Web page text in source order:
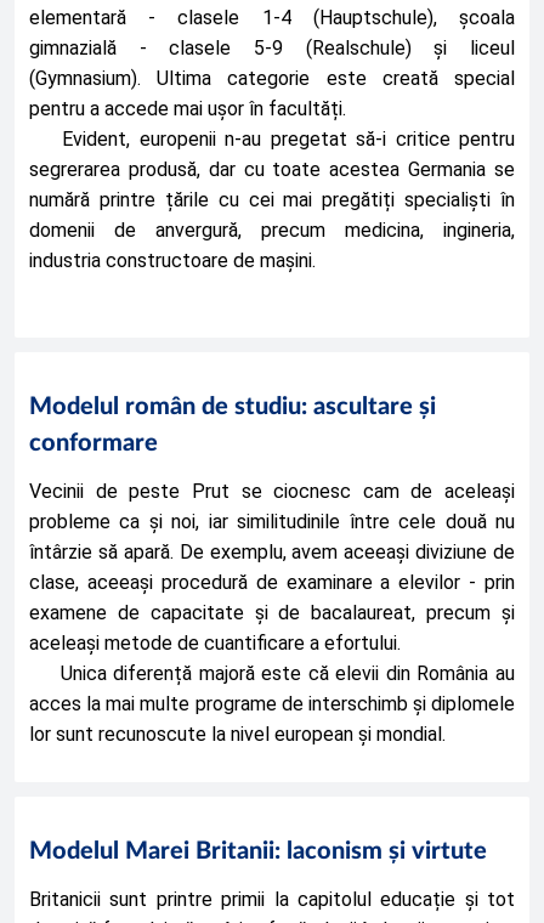
elementară - clasele 1-4 (Hauptschule), școala
gimnazială - clasele 5-9 (Realschule) şi liceul
(Gymnasium). Ultima categorie este creată special
pentru a accede mai ușor în facultăți.
Evident, europenii n-au pregetat să-i critice pentru
segrerarea produsă, dar cu toate acestea Germania se
numără printre țările cu cei mai pregătiți specialiști în
domenii de anvergură, precum medicina, ingineria,
industria constructoare de mașini.
Modelul român de studiu: ascultare și
conformare
Vecinii de peste Prut se ciocnesc cam de aceleași
probleme ca și noi, iar similitudinile între cele două nu
întârzie să apară. De exemplu, avem aceeași diviziune de
clase, aceeași procedură de examinare a elevilor - prin
examene de capacitate și de bacalaureat, precum și
aceleași metode de cuantificare a efortului.
Unica diferență majoră este că elevii din România au
acces la mai multe programe de interschimb și diplomele
lor sunt recunoscute la nivel european și mondial.
Modelul Marei Britanii: laconism și virtute
Britanicii sunt printre primii la capitolul educație și tot